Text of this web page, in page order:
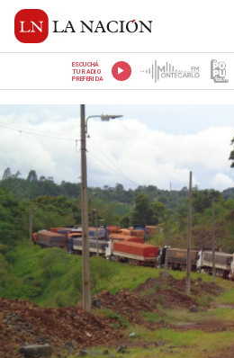
ESCUCHÁ
TU RADIO
PREFERIDA